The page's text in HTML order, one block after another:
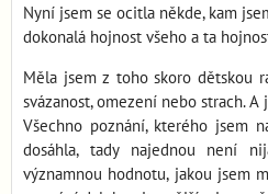
Nyní jsem se ocitla někde, kam
dokonalá hojnost všeho a ta
Měla jsem z toho skoro dětskou
svázanost, omezení nebo strach.
Všechno poznání, kterého jsem
dosáhla, tady najednou není
významnou hodnotu, jakou jsem